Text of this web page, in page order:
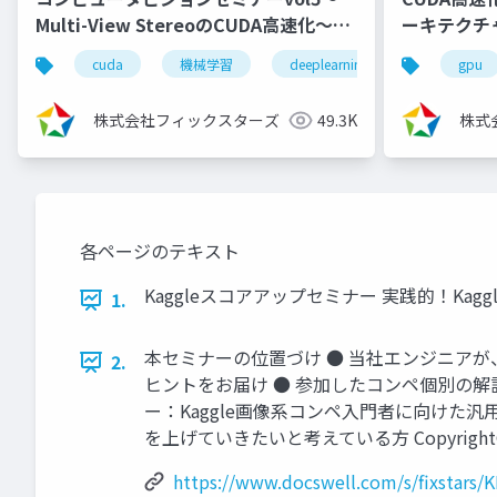
Multi-View StereoのCUDA高速化～
（2024/8/7)
cuda 機械学習 deeplearning 深層学習
株式会社フィックスターズ 49.3K
ーキテク
gpu
株式
各ページのテキスト
1.
Kaggleスコアアップセミナー 実践的！
2.
本セミナーの位置づけ ● 当社エンジニア
ヒントをお届け ● 参加したコンペ個別の
ー：Kaggle画像系コンペ入門者に向けた
を上げていきたいと考えている方
https://www.docswell.com/s/fixstars/